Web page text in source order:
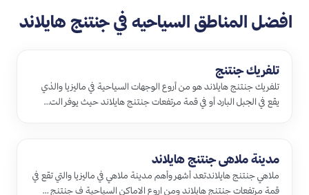
افضل المناطق السياحيه في جنتنج هايلاند
تلفريك جنتنج
تلفريك جنتنج هايلاند هو من أروع الوجهات السياحية في ماليزيا والذي
يقع في الجبل البارد أو في قمة مرتفعات جنتنج هايلاند حيث يوفر الت…
مدينة ملاهي جنتنج هايلاند
ملاهي جنتنج هايلاندتعد أشهر وأهم مدينة ملاهي في ماليزيا والتي تقع في
قمة مرتفعات جنتنج هايلاند ومن اروع الاماكن السياحية ف جنتنج …